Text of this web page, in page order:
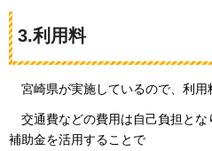
3.利用料
宮崎県が実施しているので 、利
交通費などの費用は自己負担とな
補助金を活用することで